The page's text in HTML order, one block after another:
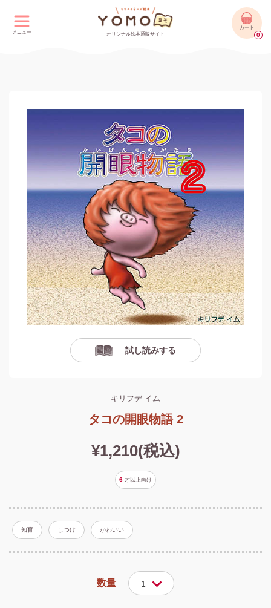
メニュー オリジナル絵本通販サイト
カート
0
試し読みする
キリフデ イム
タコの開眼物語 2
¥1,210(税込)
6 才以上向け
知育 しつけ かわいい
数量 1